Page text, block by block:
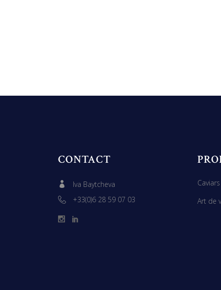
CONTACT
Iva Baytcheva
+33(0)6 28 59 07 03
Caviars
Art de